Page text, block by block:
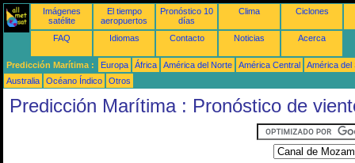
Imágenes
satélite
El tiempo
aeropuertos
Pronóstico 10
días
Clima Ciclones
FAQ Idiomas Contacto Noticias Acerca
Predicción Marítima : Europa África América del Norte América Central
América del
Australia
Océano Índico Otros
Predicción Marítima : Pronóstico de